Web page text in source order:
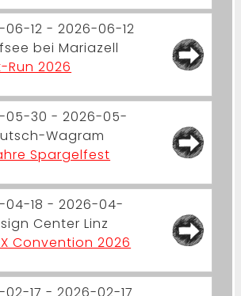
06-12 - 2026-06-12
bei Mariazell
Run 2026
05-30 - 2026-05-
Wagram
Spargelfest
04-18 - 2026-04-
Center Linz
Convention 2026
02-17 - 2026-02-17